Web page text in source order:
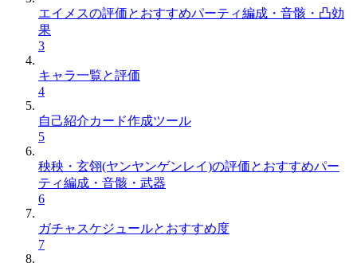
エイメスの評価とおすすめパーティ編成・音骸・凸効
果
3
キャラ一覧と評価
4
自己紹介カード作成ツール
5
秧秧・玄翎(ヤンヤンゲンレイ)の評価とおすすめパー
ティ編成・音骸・武器
6
ガチャスケジュールとおすすめ度
7